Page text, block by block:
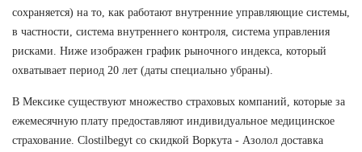
сохраняется) на то, как работают внутренние управляющие системы,
в частности, система внутреннего контроля, система управления
рисками. Ниже изображен график рыночного индекса, который
охватывает период 20 лет (даты специально убраны).
В Мексике существуют множество страховых компаний, которые за
ежемесячную плату предоставляют индивидуальное медицинское
страхование. Clostilbegyt со скидкой Воркута - Азолол доставка